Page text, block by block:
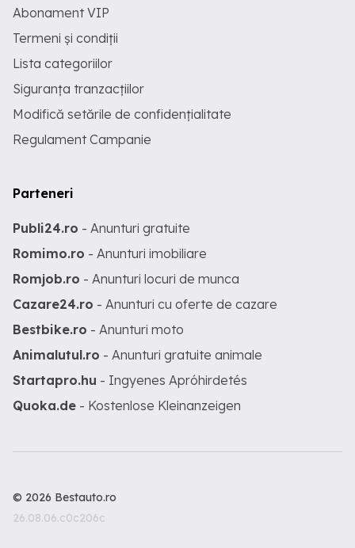
Abonament VIP
Termeni și condiții
Lista categoriilor
Siguranța tranzacțiilor
Modifică setările de confidențialitate
Regulament Campanie
Parteneri
Publi24.ro - Anunturi gratuite
Romimo.ro - Anunturi imobiliare
Romjob.ro - Anunturi locuri de munca
Cazare24.ro - Anunturi cu oferte de cazare
Bestbike.ro - Anunturi moto
Animalutul.ro - Anunturi gratuite animale
Startapro.hu - Ingyenes Apróhirdetés
Quoka.de - Kostenlose Kleinanzeigen
© 2026 Bestauto.ro
26.08.06.c0c206c